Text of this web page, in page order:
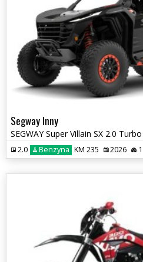
Segway Inny
2.0 Benzyna KM 235 2026 1